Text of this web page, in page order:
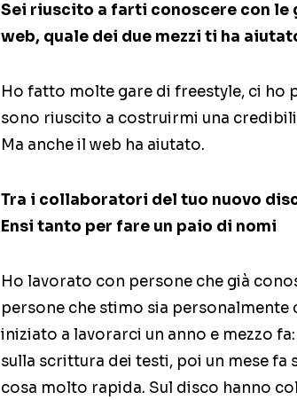
Sei riuscito a farti conoscere con le
web, quale dei due mezzi ti ha
Ho fatto molte gare di freestyle, ci ho
sono riuscito a costruirmi una
Ma anche il web ha aiutato.
Tra i collaboratori del tuo nuovo
Ensi tanto per fare un paio di nomi
Ho lavorato con persone che già
persone che stimo sia personalmente
iniziato a lavorarci un anno e mezzo
sulla scrittura dei testi, poi un mese fa
cosa molto rapida. Sul disco hanno